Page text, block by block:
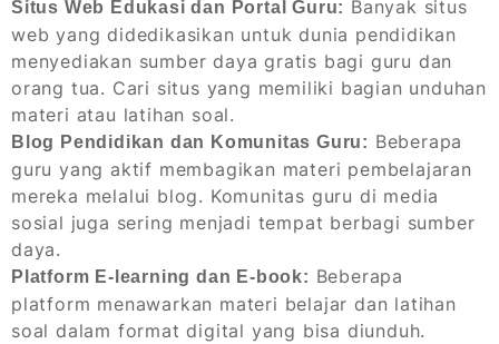
Situs Web Edukasi dan Portal Guru: Banyak situs
web yang didedikasikan untuk dunia pendidikan
menyediakan sumber daya gratis bagi guru dan
orang tua. Cari situs yang memiliki bagian unduhan
materi atau latihan soal.
Blog Pendidikan dan Komunitas Guru: Beberapa
guru yang aktif membagikan materi pembelajaran
mereka melalui blog. Komunitas guru di media
sosial juga sering menjadi tempat berbagi sumber
daya.
Platform E-learning dan E-book: Beberapa
platform menawarkan materi belajar dan latihan
soal dalam format digital yang bisa diunduh.